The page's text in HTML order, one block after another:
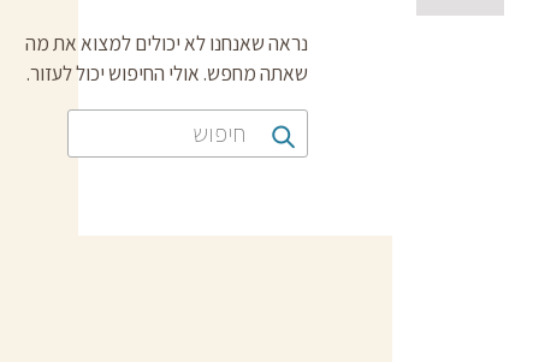
נראה שאנחנו לא יכולים למצוא את מה
שאתה מחפש. אולי החיפוש יכול לעזור.
חיפוש